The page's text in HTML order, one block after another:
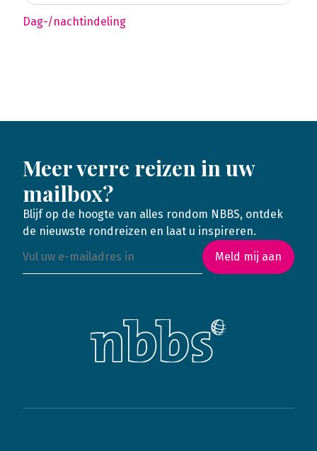
Dag-/nachtindeling
Meer verre reizen in uw
mailbox?
Blijf op de hoogte van alles rondom NBBS, ontdek
de nieuwste rondreizen en laat u inspireren.
Meld mij aan